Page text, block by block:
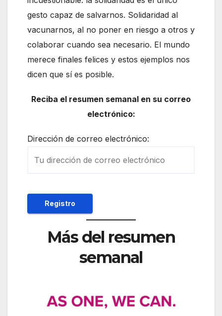
gesto capaz de salvarnos. Solidaridad al
vacunarnos, al no poner en riesgo a otros y
colaborar cuando sea necesario. El mundo
merece finales felices y estos ejemplos nos
dicen que sí es posible.
Reciba el resumen semanal en su correo
electrónico:
Dirección de correo electrónico:
Más del resumen
semanal